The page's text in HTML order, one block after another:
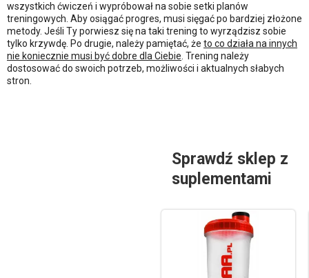
wszystkich ćwiczeń i wypróbował na sobie setki planów
treningowych. Aby osiągać progres, musi sięgać po bardziej złożone
metody. Jeśli Ty porwiesz się na taki trening to wyrządzisz sobie
tylko krzywdę. Po drugie, należy pamiętać, że to co działa na innych
nie koniecznie musi być dobre dla Ciebie . Trening należy
dostosować do swoich potrzeb, możliwości i aktualnych słabych
stron.
Sprawdź sklep z
suplementami